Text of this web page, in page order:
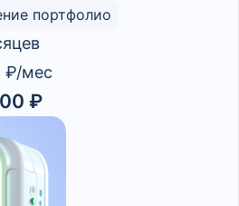
портфолио
₽/мес
₽